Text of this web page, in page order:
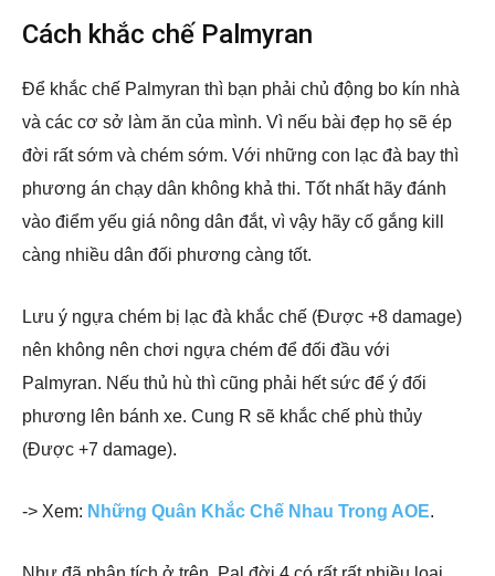
Cách khắc chế Palmyran
Để khắc chế Palmyran thì bạn phải chủ động bo kín nhà
và các cơ sở làm ăn của mình. Vì nếu bài đẹp họ sẽ ép
đời rất sớm và chém sớm. Với những con lạc đà bay thì
phương án chạy dân không khả thi. Tốt nhất hãy đánh
vào điểm yếu giá nông dân đắt, vì vậy hãy cố gắng kill
càng nhiều dân đối phương càng tốt.
Lưu ý ngựa chém bị lạc đà khắc chế (Được +8 damage)
nên không nên chơi ngựa chém để đối đầu với
Palmyran. Nếu thủ hù thì cũng phải hết sức để ý đối
phương lên bánh xe. Cung R sẽ khắc chế phù thủy
(Được +7 damage).
-> Xem: Những Quân Khắc Chế Nhau Trong AOE.